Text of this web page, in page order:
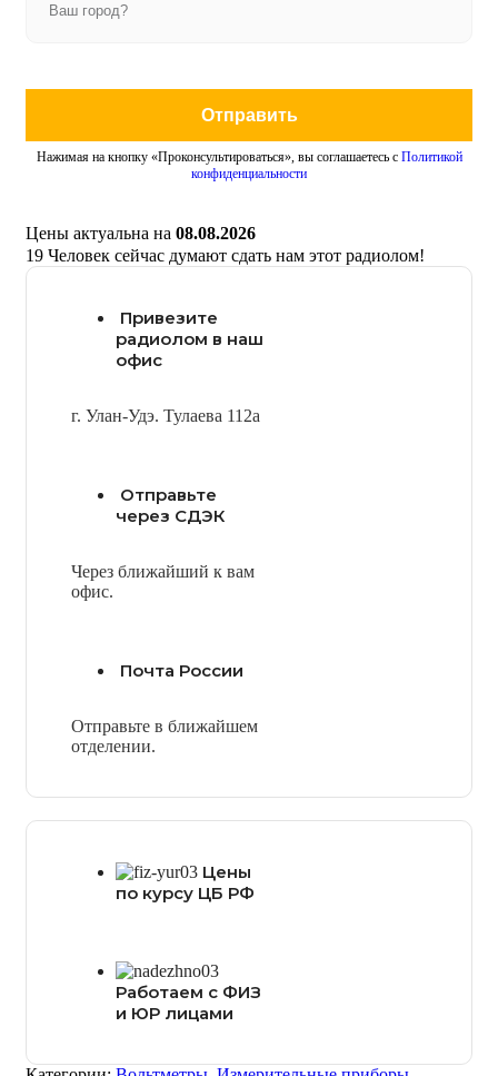
Отправить
Нажимая на кнопку «Проконсультироваться», вы соглашаетесь с Политикой
конфиденциальности
Цены актуальна на 08.08.2026
19 Человек сейчас думают сдать нам этот радиолом!
Привезите
радиолом в наш
офис
г. Улан-Удэ. Тулаева 112а
Отправьте
через СДЭК
Через ближайший к вам
офис.
Почта России
Отправьте в ближайшем
отделении.
Цены
по курсу ЦБ РФ
Работаем с ФИЗ
и ЮР лицами